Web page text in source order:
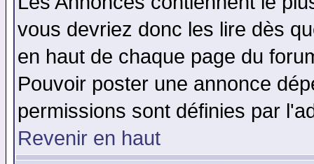
vous devriez donc les lire dès
en haut de chaque page du
Pouvoir poster une annonce
permissions sont définies par
Revenir en haut